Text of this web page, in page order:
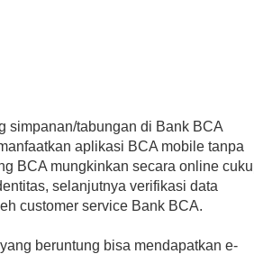
simpanan/tabungan di Bank BCA
aplikasi BCA mobile tanpa
BCA mungkinkan secara online
selanjutnya verifikasi data
customer service Bank BCA.
beruntung bisa mendapatkan e-